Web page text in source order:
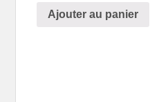
Ajouter au panier